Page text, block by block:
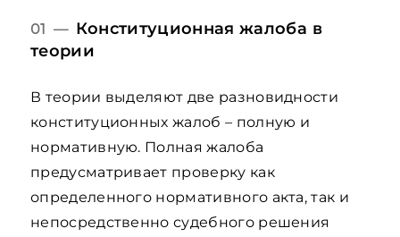
01 — Конституционная жалоба в
теории
В теории выделяют две разновидности
конституционных жалоб – полную и
нормативную. Полная жалоба
предусматривает проверку как
определенного нормативного акта, так и
непосредственно судебного решения